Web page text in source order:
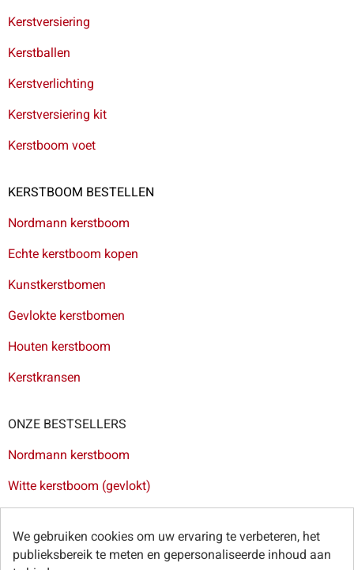
Kerstversiering
Kerstballen
Kerstverlichting
Kerstversiering kit
Kerstboom voet
KERSTBOOM BESTELLEN
Nordmann kerstboom
Echte kerstboom kopen
Kunstkerstbomen
Gevlokte kerstbomen
Houten kerstboom
Kerstkransen
ONZE BESTSELLERS
Nordmann kerstboom
Witte kerstboom (gevlokt)
Mini kerstboom
We gebruiken cookies om uw ervaring te verbeteren, het
publieksbereik te meten en gepersonaliseerde inhoud aan